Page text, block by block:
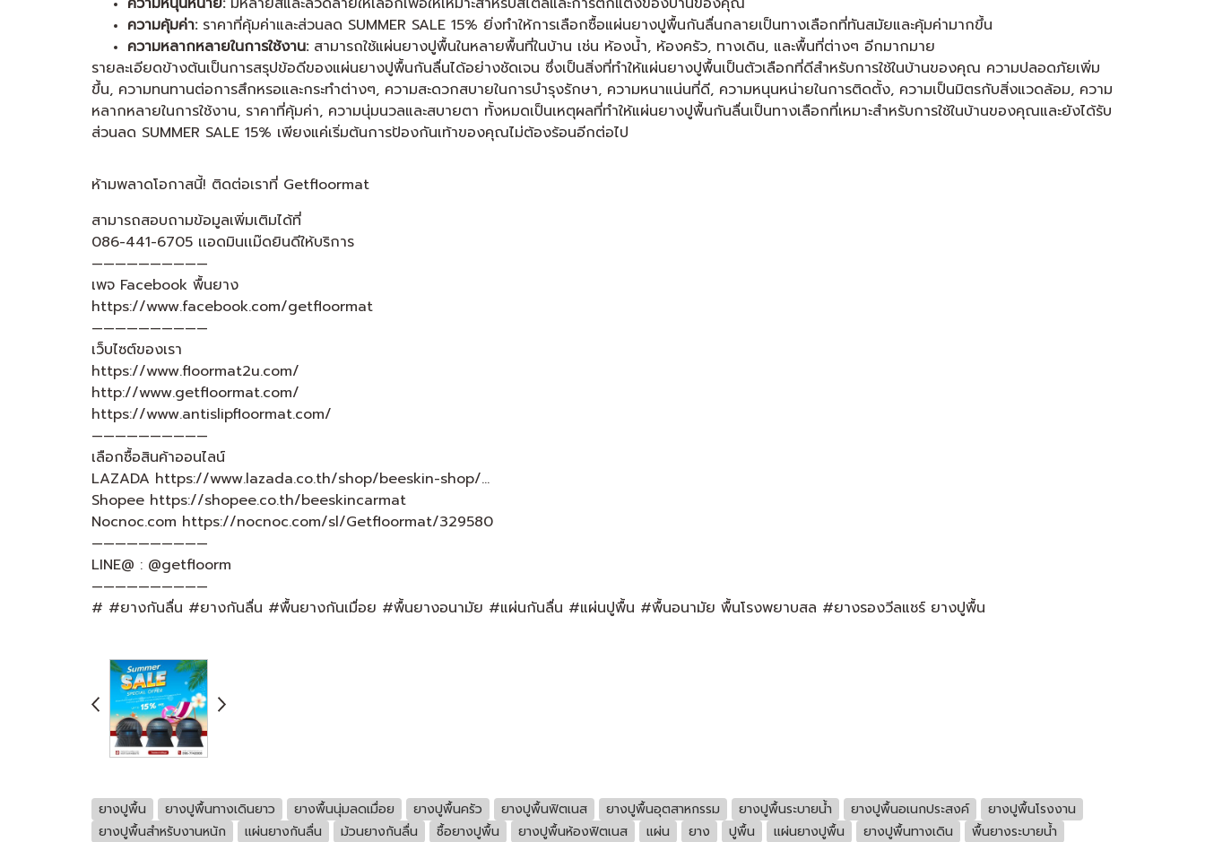
ความคุ้มค่า:ราคาที่คุ้มค่าและส่วนลด SUMMER SALE 15% ยิ่งทำให้การเลือกซื้อแผ่นยางปูพื้นกันลื่นกลายเป็นทางเลือกที่ทันสมัยและคุ้มค่ามากขึ้น
ความหลากหลายในการใช้งาน:สามารถใช้แผ่นยางปูพื้นในหลายพื้นที่ในบ้าน เช่น ห้องน้ำ, ห้องครัว, ทางเดิน, และพื้นที่ต่างๆ อีกมากมาย
รายละเอียดข้างต้นเป็นการสรุปข้อดีของแผ่นยางปูพื้นกันลื่นได้อย่างชัดเจน ซึ่งเป็นสิ่งที่ทำให้แผ่นยางปูพื้นเป็นตัวเลือกที่ดีสำหรับการใช้ในบ้านของคุณ ความปลอดภัยเพิ่ม
ขึ้น, ความทนทานต่อการสึกหรอและกระทำต่างๆ, ความสะดวกสบายในการบำรุงรักษา, ความหนาแน่นที่ดี, ความหนุนหน่ายในการติดตั้ง, ความเป็นมิตรกับสิ่งแวดล้อม, ความ
หลากหลายในการใช้งาน, ราคาที่คุ้มค่า, ความนุ่มนวลและสบายตา ทั้งหมดเป็นเหตุผลที่ทำให้แผ่นยางปูพื้นกันลื่นเป็นทางเลือกที่เหมาะสำหรับการใช้ในบ้านของคุณและยังได้รับ
ส่วนลด SUMMER SALE 15% เพียงแค่เริ่มต้นการป้องกันเท้าของคุณไม่ต้องร้อนอีกต่อไป
ห้ามพลาดโอกาสนี้! ติดต่อเราที่ Getfloormat
สามารถสอบถามข้อมูลเพิ่มเติมได้ที่
086-441-6705 เเอดมินเเม๊ดยินดีให้บริการ
——————————
เพจ Facebook พื้นยาง
https://www.facebook.com/getfloormat
——————————
เว็บไซต์ของเรา
https://www.floormat2u.com/
http://www.getfloormat.com/
https://www.antislipfloormat.com/
——————————
เลือกซื้อสินค้าออนไลน์
LAZADA https://www.lazada.co.th/shop/beeskin-shop/…
Shopee https://shopee.co.th/beeskincarmat
Nocnoc.com https://nocnoc.com/sl/Getfloormat/329580
——————————
LINE@ : @getfloorm
——————————
# #ยางกันลื่น #ยางกันลื่น #พื้นยางกันเมื่อย #พื้นยางอนามัย #แผ่นกันลื่น #แผ่นปูพื้น #พื้นอนามัย พื้นโรงพยาบสล #ยางรองวีลแชร์ ยางปูพื้น
ยางปูพื้น ยางปูพื้นทางเดินยาว ยางพื้นนุ่มลดเมื่อย ยางปูพื้นครัว ยางปูพื้นฟิตเนส ยางปูพื้นอุตสาหกรรม ยางปูพื้นระบายน้ำ ยางปูพื้นอเนกประสงค์
ยางปูพื้นโรงงาน
ยางปูพื้นสำหรับงานหนัก
เเผ่นยางกันลื่น ม้วนยางกันลื่น ซื้อยางปูพื้น ยางปูพื้นห้องฟิตเนส แผ่น ยาง ปูพื้น แผ่นยางปูพื้น ยางปูพื้นทางเดิน พื้นยางระบายน้ำ